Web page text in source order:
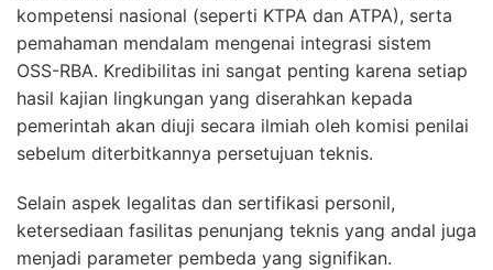
kompetensi nasional (seperti KTPA dan ATPA), serta
pemahaman mendalam mengenai integrasi sistem
OSS-RBA. Kredibilitas ini sangat penting karena setiap
hasil kajian lingkungan yang diserahkan kepada
pemerintah akan diuji secara ilmiah oleh komisi penilai
sebelum diterbitkannya persetujuan teknis.
Selain aspek legalitas dan sertifikasi personil,
ketersediaan fasilitas penunjang teknis yang andal juga
menjadi parameter pembeda yang signifikan.